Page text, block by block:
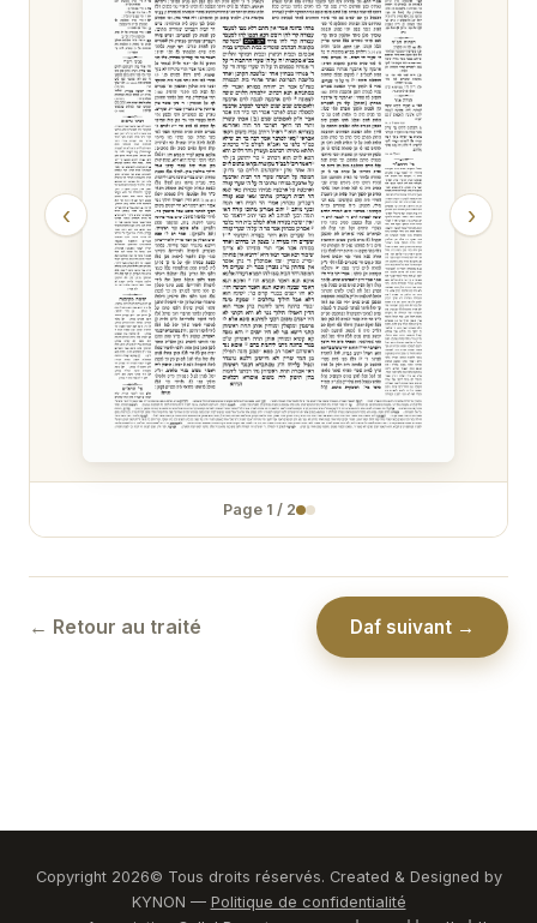
‹ ›
Page 1 / 2
← Retour au traité Daf suivant →
Copyright 2026© Tous droits réservés. Created & Designed by
KYNON — Politique de confidentialité